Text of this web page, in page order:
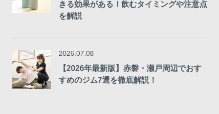
きる効果がある！飲むタイミングや注意点
を解説
2026.07.08
【2026年最新版】赤磐・瀬戸周辺でおす
すめのジム7選を徹底解説！